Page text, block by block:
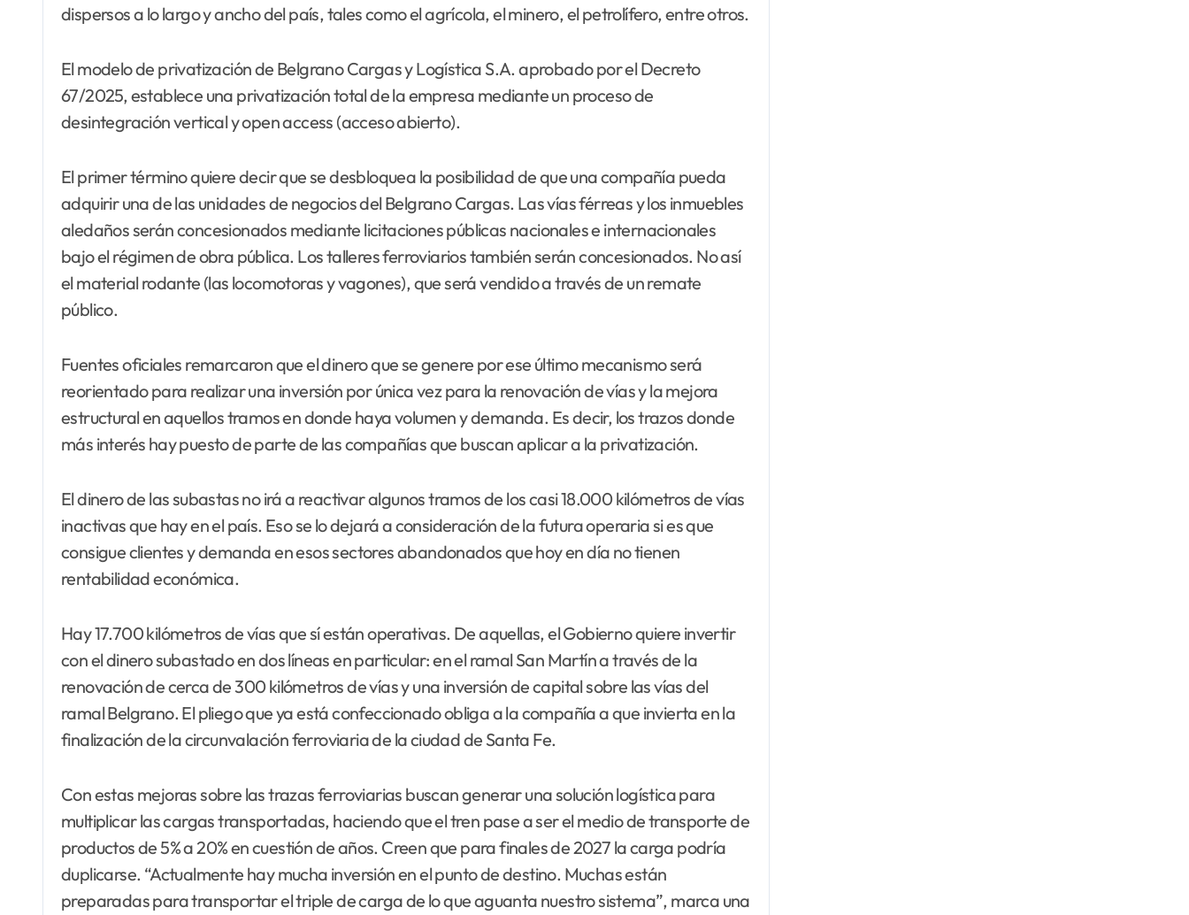
dispersos a lo largo y ancho del país, tales como el agrícola, el minero, el petrolífero, entre otros.
El modelo de privatización de Belgrano Cargas y Logística S.A. aprobado por el Decreto
67/2025, establece una privatización total de la empresa mediante un proceso de
desintegración vertical y open access (acceso abierto).
El primer término quiere decir que se desbloquea la posibilidad de que una compañía pueda
adquirir una de las unidades de negocios del Belgrano Cargas. Las vías férreas y los inmuebles
aledaños serán concesionados mediante licitaciones públicas nacionales e internacionales
bajo el régimen de obra pública. Los talleres ferroviarios también serán concesionados. No así
el material rodante (las locomotoras y vagones), que será vendido a través de un remate
público.
Fuentes oficiales remarcaron que el dinero que se genere por ese último mecanismo será
reorientado para realizar una inversión por única vez para la renovación de vías y la mejora
estructural en aquellos tramos en donde haya volumen y demanda. Es decir, los trazos donde
más interés hay puesto de parte de las compañías que buscan aplicar a la privatización.
El dinero de las subastas no irá a reactivar algunos tramos de los casi 18.000 kilómetros de vías
inactivas que hay en el país. Eso se lo dejará a consideración de la futura operaria si es que
consigue clientes y demanda en esos sectores abandonados que hoy en día no tienen
rentabilidad económica.
Hay 17.700 kilómetros de vías que sí están operativas. De aquellas, el Gobierno quiere invertir
con el dinero subastado en dos líneas en particular: en el ramal San Martín a través de la
renovación de cerca de 300 kilómetros de vías y una inversión de capital sobre las vías del
ramal Belgrano. El pliego que ya está confeccionado obliga a la compañía a que invierta en la
finalización de la circunvalación ferroviaria de la ciudad de Santa Fe.
Con estas mejoras sobre las trazas ferroviarias buscan generar una solución logística para
multiplicar las cargas transportadas, haciendo que el tren pase a ser el medio de transporte de
productos de 5% a 20% en cuestión de años. Creen que para finales de 2027 la carga podría
duplicarse. “Actualmente hay mucha inversión en el punto de destino. Muchas están
preparadas para transportar el triple de carga de lo que aguanta nuestro sistema”, marca una